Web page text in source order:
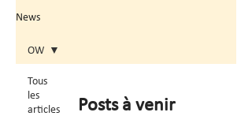
News
Tous
les
articles
OW
Posts à venir